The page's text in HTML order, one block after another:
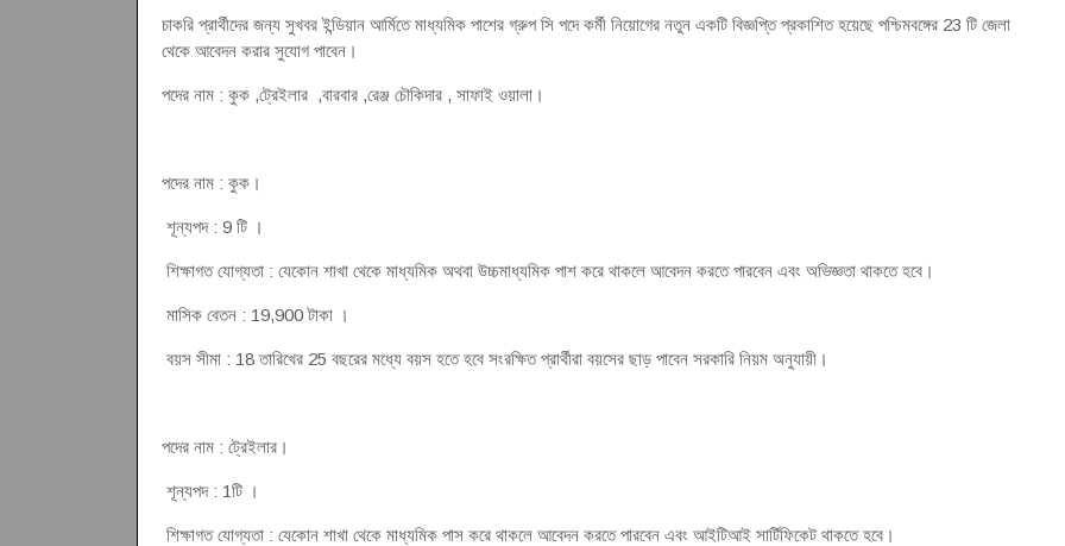
চাকরি প্রার্থীদের জন্য সুখবর ইন্ডিয়ান আর্মিতে মাধ্যমিক পাশের গ্রুপ সি পদে কর্মী নিয়োগের নতুন একটি বিজ্ঞপ্তি প্রকাশিত হয়েছে পশ্চিমবঙ্গের 23 টি জেলা
থেকে আবেদন করার সুযোগ পাবেন।
পদের নাম : কুক ,ট্রেইলার ,বারবার ,রেঞ্জ চৌকিদার , সাফাই ওয়ালা।
পদের নাম : কুক।
শূন্যপদ : 9 টি ।
শিক্ষাগত যোগ্যতা : যেকোন শাখা থেকে মাধ্যমিক অথবা উচ্চমাধ্যমিক পাশ করে থাকলে আবেদন করতে পারবেন এবং অভিজ্ঞতা থাকতে হবে।
মাসিক বেতন : 19,900 টাকা ।
বয়স সীমা : 18 তারিখের 25 বছরের মধ্যে বয়স হতে হবে সংরক্ষিত প্রার্থীরা বয়সের ছাড় পাবেন সরকারি নিয়ম অনুযায়ী।
পদের নাম : ট্রেইলার।
শূন্যপদ : 1টি ।
শিক্ষাগত যোগ্যতা : যেকোন শাখা থেকে মাধ্যমিক পাস করে থাকলে আবেদন করতে পারবেন এবং আইটিআই সার্টিফিকেট থাকতে হবে।